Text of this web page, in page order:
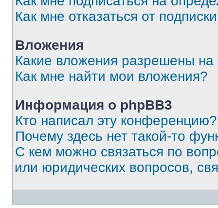
Как мне отказаться от
Вложения
Какие вложения разрешены
Как мне найти мои вложения?
Информация о phpBB3
Кто написал эту конференцию?
Почему здесь нет такой-то
С кем можно связаться по
или юридических вопросов,